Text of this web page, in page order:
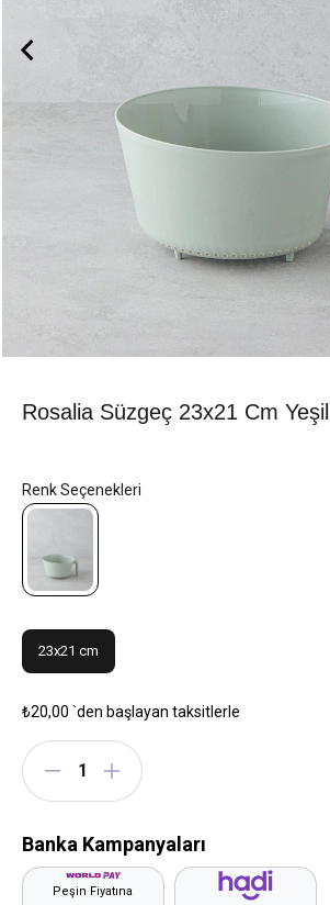
Rosalia Süzgeç 23x21 Cm Yeşil
23x21 cm
₺20,00 `den başlayan taksitlerle
Banka Kampanyaları
Peşin Fiyatına